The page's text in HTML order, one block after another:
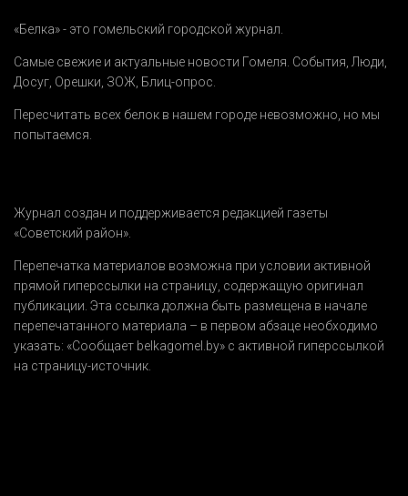
«Белка» - это гомельский городской журнал.
Самые свежие и актуальные новости Гомеля. События,Люди,
Досуг, Орешки, ЗОЖ, Блиц-опрос.
Пересчитать всех белок в нашем городе невозможно, но мы
попытаемся.
Журнал создан и поддерживается редакцией газеты
«Советский район».
Перепечатка материалов возможна при условии активной
прямой гиперссылки на страницу, содержащую оригинал
публикации. Эта ссылка должна быть размещена в начале
перепечатанного материала – в первом абзаце необходимо
указать: «Сообщает belkagomel.by» с активной гиперссылкой
на страницу-источник.